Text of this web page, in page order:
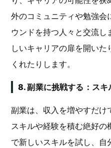
外のコミュニティや勉強会
ウンドを持つ人々と交流
しいキャリアの扉を開い
くれたりします。
8. 副業に挑戦する：ス
副業は、収入を増やすだけ
スキルや経験を積む絶好
で新しいスキルを試し、自